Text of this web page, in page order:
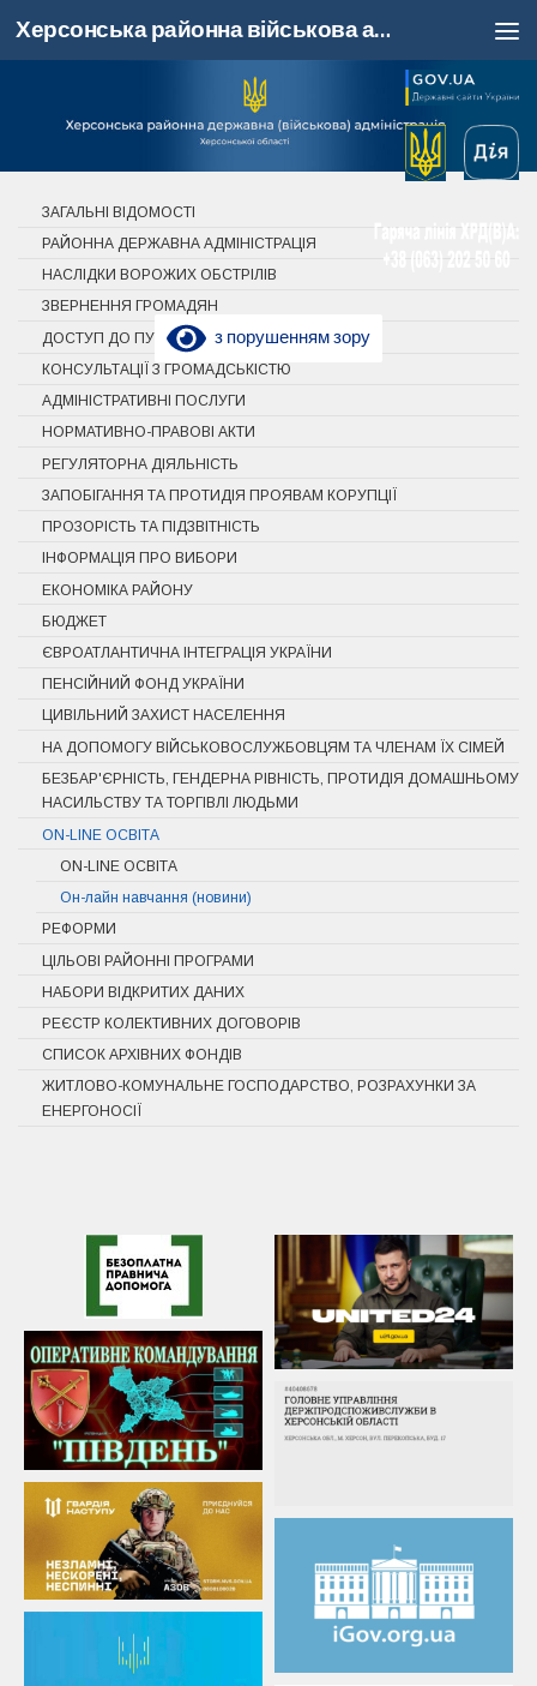
Skip to content Херсонська районна військова адміністрація, Херсонська область
з порушенням зору
ЗАГАЛЬНІ ВІДОМОСТІ
РАЙОННА ДЕРЖАВНА АДМІНІСТРАЦІЯ
НАСЛІДКИ ВОРОЖИХ ОБСТРІЛІВ
ЗВЕРНЕННЯ ГРОМАДЯН
ДОСТУП ДО ПУБЛІЧНОЇ ІНФОРМАЦІЇ
КОНСУЛЬТАЦІЇ З ГРОМАДСЬКІСТЮ
АДМІНІСТРАТИВНІ ПОСЛУГИ
НОРМАТИВНО-ПРАВОВІ АКТИ
РЕГУЛЯТОРНА ДІЯЛЬНІСТЬ
ЗАПОБІГАННЯ ТА ПРОТИДІЯ ПРОЯВАМ КОРУПЦІЇ
ПРОЗОРІСТЬ ТА ПІДЗВІТНІСТЬ
ІНФОРМАЦІЯ ПРО ВИБОРИ
ЕКОНОМІКА РАЙОНУ
БЮДЖЕТ
ЄВРОАТЛАНТИЧНА ІНТЕГРАЦІЯ УКРАЇНИ
ПЕНСІЙНИЙ ФОНД УКРАЇНИ
ЦИВІЛЬНИЙ ЗАХИСТ НАСЕЛЕННЯ
НА ДОПОМОГУ ВІЙСЬКОВОСЛУЖБОВЦЯМ ТА ЧЛЕНАМ ЇХ СІМЕЙ
БЕЗБАР'ЄРНІСТЬ, ГЕНДЕРНА РІВНІСТЬ, ПРОТИДІЯ ДОМАШНЬОМУ
НАСИЛЬСТВУ ТА ТОРГІВЛІ ЛЮДЬМИ
ON-LINE ОСВІТА
ON-LINE ОСВІТА
Он-лайн навчання (новини)
РЕФОРМИ
ЦІЛЬОВІ РАЙОННІ ПРОГРАМИ
НАБОРИ ВІДКРИТИХ ДАНИХ
РЕЄСТР КОЛЕКТИВНИХ ДОГОВОРІВ
СПИСОК АРХІВНИХ ФОНДІВ
ЖИТЛОВО-КОМУНАЛЬНЕ ГОСПОДАРСТВО, РОЗРАХУНКИ ЗА
ЕНЕРГОНОСІЇ